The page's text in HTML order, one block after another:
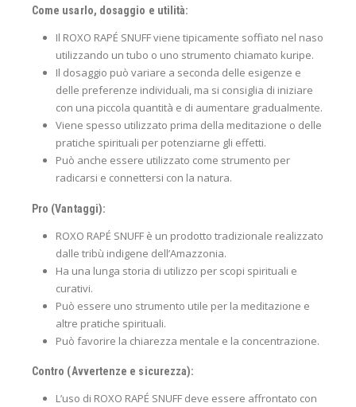
Come usarlo, dosaggio e utilità:
Il ROXO RAPÉ SNUFF viene tipicamente soffiato nel naso
utilizzando un tubo o uno strumento chiamato kuripe.
Il dosaggio può variare a seconda delle esigenze e
delle preferenze individuali, ma si consiglia di iniziare
con una piccola quantità e di aumentare gradualmente.
Viene spesso utilizzato prima della meditazione o delle
pratiche spirituali per potenziarne gli effetti.
Può anche essere utilizzato come strumento per
radicarsi e connettersi con la natura.
Pro (Vantaggi):
ROXO RAPÉ SNUFF è un prodotto tradizionale realizzato
dalle tribù indigene dell’Amazzonia.
Ha una lunga storia di utilizzo per scopi spirituali e
curativi.
Può essere uno strumento utile per la meditazione e
altre pratiche spirituali.
Può favorire la chiarezza mentale e la concentrazione.
Contro (Avvertenze e sicurezza):
L’uso di ROXO RAPÉ SNUFF deve essere affrontato con